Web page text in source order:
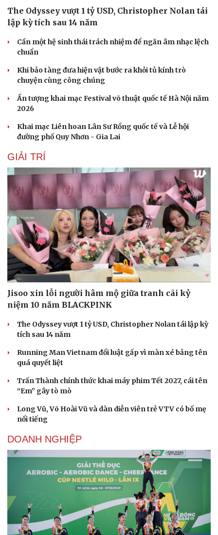
The Odyssey vượt 1 tỷ USD, Christopher Nolan tái
lập kỳ tích sau 14 năm
Cần một hệ sinh thái trách nhiệm để ngăn âm nhạc lệch
chuẩn
Khi bảo tàng đưa hiện vật bước ra khỏi tủ kính trò
chuyện cùng công chúng
Ấn tượng khai mạc Festival võ thuật quốc tế Hà Nội năm
2026
Khai mạc Liên hoan Lân Sư Rồng quốc tế và Lễ hội
đường phố Quy Nhơn - Gia Lai
GIẢI TRÍ
Jisoo xin lỗi người hâm mộ giữa tranh cãi kỷ
niệm 10 năm BLACKPINK
The Odyssey vượt 1 tỷ USD, Christopher Nolan tái lập kỳ
tích sau 14 năm
Running Man Vietnam đổi luật gấp vì màn xé bảng tên
quá quyết liệt
Trấn Thành chính thức khai máy phim Tết 2027, cái tên
“Em” gây tò mò
Long Vũ, Võ Hoài Vũ và dàn diễn viên trẻ VTV có bố mẹ
nổi tiếng
DOANH NGHIỆP